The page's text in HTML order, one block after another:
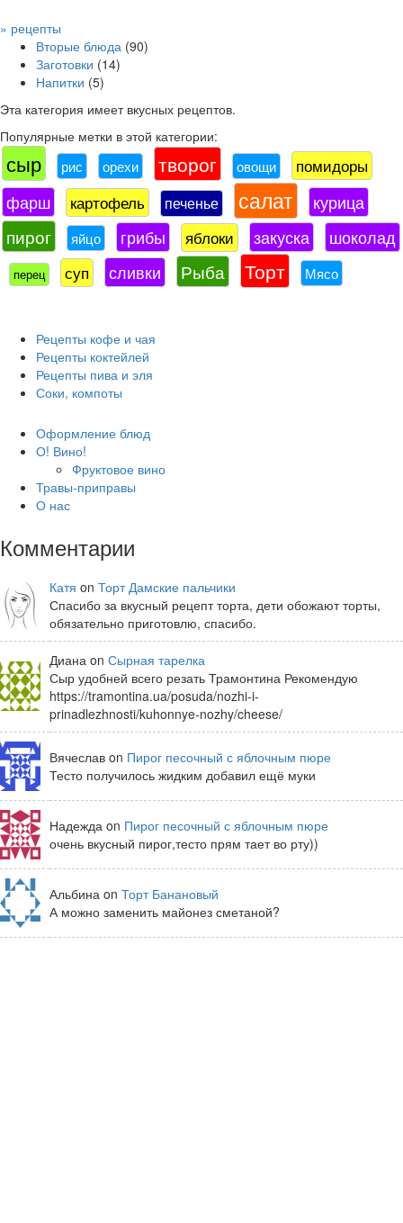
» рецепты
Вторые блюда (90)
Заготовки (14)
Напитки (5)
Эта категория имеет вкусных рецептов.
Популярные метки в этой категории:
сыр рис орехи творог овощи помидоры
фарш картофель печенье салат курица
пирог яйцо грибы яблоки закуска шоколад
перец суп сливки Рыба Торт Мясо
Рецепты кофе и чая
Рецепты коктейлей
Рецепты пива и эля
Соки, компоты
Оформление блюд
О! Вино!
Фруктовое вино
Травы-приправы
О нас
Комментарии
Катя on Торт Дамские пальчики
Спасибо за вкусный рецепт торта, дети обожают торты,
обязательно приготовлю, спасибо.
Диана on Сырная тарелка
Сыр удобней всего резать Трамонтина Рекомендую
https://tramontina.ua/posuda/nozhi-i-
prinadlezhnosti/kuhonnye-nozhy/cheese/
Вячеслав on Пирог песочный с яблочным пюре
Тесто получилось жидким добавил ещё муки
Надежда on Пирог песочный с яблочным пюре
очень вкусный пирог,тесто прям тает во рту))
Альбина on Торт Банановый
А можно заменить майонез сметаной?